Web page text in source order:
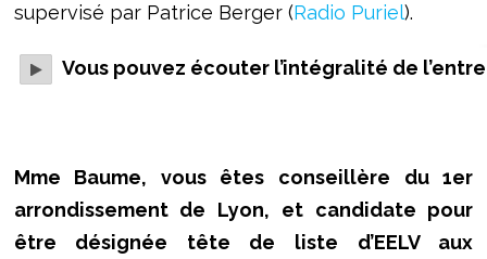
supervisé par Patrice Berger (Radio Puriel).
Vous pouvez écouter l’intégralité de
Mme Baume, vous êtes conseillère du 1er
arrondissement de Lyon, et candidate pour
être désignée tête de liste d’EELV aux